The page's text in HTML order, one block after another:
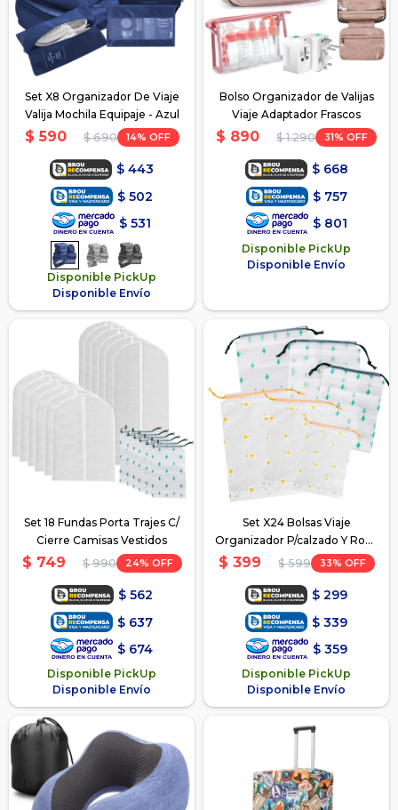
Set X8 Organizador De Viaje
Valija Mochila Equipaje - Azul
$ 590 $ 690 14
$ 443
$ 502
$ 531
Disponible PickUp
Disponible Envío
Bolso Organizador de Valijas
Viaje Adaptador Frascos
$ 890 $ 1.290 31
$ 668
$ 757
$ 801
Disponible PickUp
Disponible Envío
Set 18 Fundas Porta Trajes C/
Cierre Camisas Vestidos
$ 749 $ 990 24
$ 562
$ 637
$ 674
Disponible PickUp
Disponible Envío
Set X24 Bolsas Viaje
Organizador P/calzado Y Ropa
- Cactus
$ 399 $ 599 33
$ 299
$ 339
$ 359
Disponible PickUp
Disponible Envío